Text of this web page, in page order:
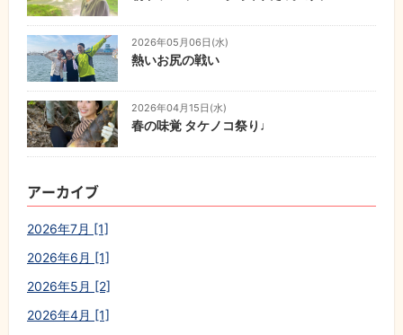
2026年05月06日(水)
熱いお尻の戦い
2026年04月15日(水)
春の味覚 タケノコ祭り♩
アーカイブ
2026年7月 [1]
2026年6月 [1]
2026年5月 [2]
2026年4月 [1]